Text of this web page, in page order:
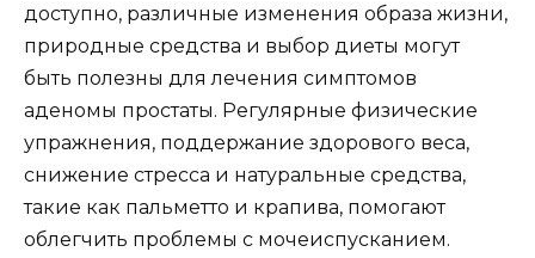
доступно, различные изменения образа жизни,
природные средства и выбор диеты могут
быть полезны для лечения симптомов
аденомы простаты. Регулярные физические
упражнения, поддержание здорового веса,
снижение стресса и натуральные средства,
такие как пальметто и крапива, помогают
облегчить проблемы с мочеиспусканием.